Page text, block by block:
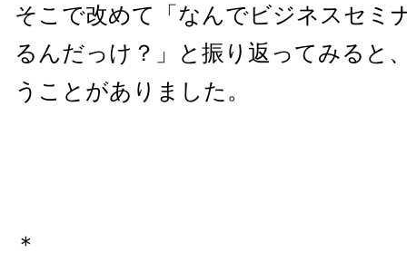
そこで改めて「なんでビジネスセミ
るんだっけ？」と振り返ってみると
うことがありました。
＊